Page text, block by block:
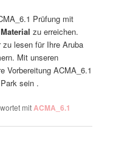
Prüfung mit
zu erreichen.
lesen für Ihre Aruba
Mit unseren
Vorbereitung ACMA_6.1
sein .
mitACMA_6.1